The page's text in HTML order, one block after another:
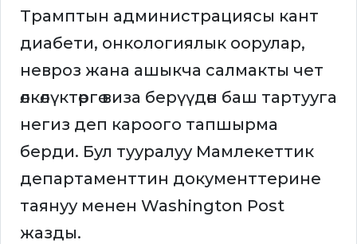
Трамптын администрациясы кант
диабети, онкологиялык оорулар,
невроз жана ашыкча салмакты чет
өлкөлүктөргө виза берүүдөн баш тартууга
негиз деп кароого тапшырма
берди. Бул тууралуу Мамлекеттик
департаменттин документтерине
таянуу менен Washington Post
жазды.